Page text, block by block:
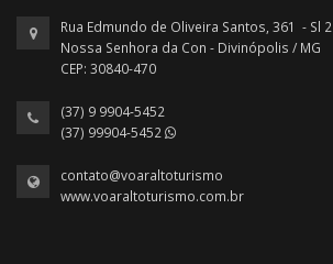
Rua Edmundo de Oliveira Santos, 361 - Sl 2
Nossa Senhora da Con - Divinópolis / MG
CEP: 30840-470
(37) 9 9904-5452
(37) 99904-5452
contato@voaraltoturismo
www.voaraltoturismo.com.br